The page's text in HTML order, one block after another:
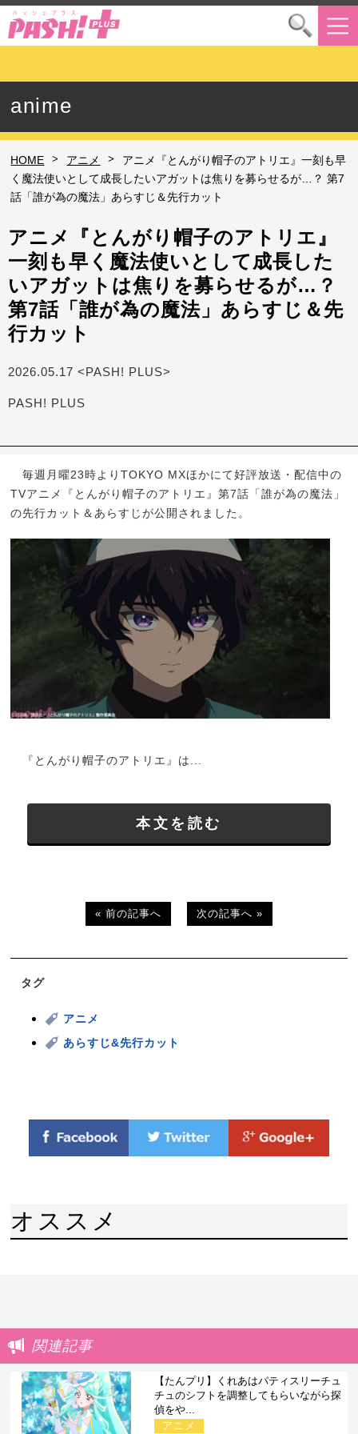
anime
HOME > アニメ >
アニメ『とんがり帽子のアトリエ』一刻も早
く魔法使いとして成長したいアガットは焦りを募らせるが…？ 第7
話「誰が為の魔法」あらすじ＆先行カット
アニメ『とんがり帽子のアトリエ』
一刻も早く魔法使いとして成長した
いアガットは焦りを募らせるが…？
第7話「誰が為の魔法」あらすじ＆先
行カット
2026.05.17 <PASH! PLUS>
PASH! PLUS
毎週月曜23時よりTOKYO MXほかにて好評放送・配信中の
TVアニメ『とんがり帽子のアトリエ』第7話「誰が為の魔法」
の先行カット＆あらすじが公開されました。
『とんがり帽子のアトリエ』は...
本文を読む
« 前の記事へ 次の記事へ »
タグ
アニメ
あらすじ&先行カット
オススメ
関連記事
【たんプリ】くれあはパティスリーチュ
チュのシフトを調整してもらいながら探
偵をや...
アニメ